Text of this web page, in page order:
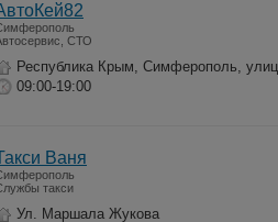
СТО
Республика Крым, Симферополь,
09:00-19:00
Ваня
такси
Ул. Маршала Жукова